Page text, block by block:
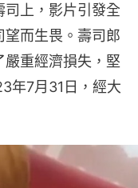
上，影片引發全
而生畏。壽司郎
重經濟損失，堅
年7月31日，經大